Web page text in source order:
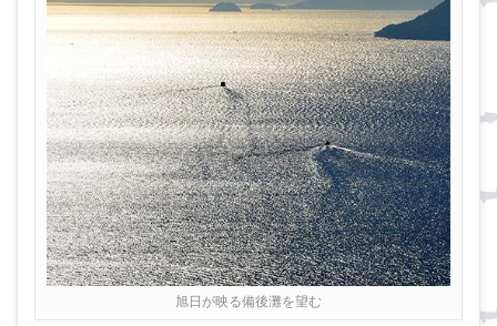
旭日が映る備後灘を望む